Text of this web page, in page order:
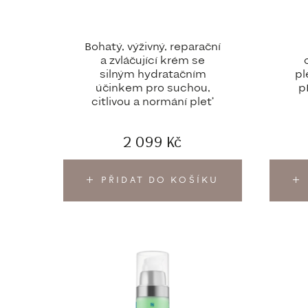
PŘIDAT DO KOŠÍKU
Bohatý, výživný, reparační
a zvláčující krém se
silným hydratačním
účinkem pro suchou,
citlivou a normání pleť
2 099 Kč